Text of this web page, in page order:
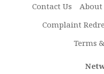
Contact Us About
Complaint
Terms